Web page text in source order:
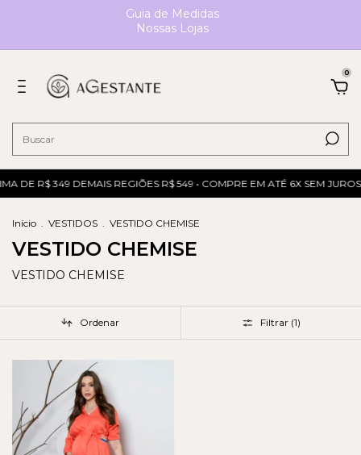
Guia de Medidas
Nossas Lojas
0
DE R$ 349 DEMAIS REGIÕES R$ 549 • COMPRE EM ATÉ 6X SEM
Início . VESTIDOS . VESTIDO CHEMISE
VESTIDO CHEMISE
VESTIDO CHEMISE
Ordenar Filtrar (1)